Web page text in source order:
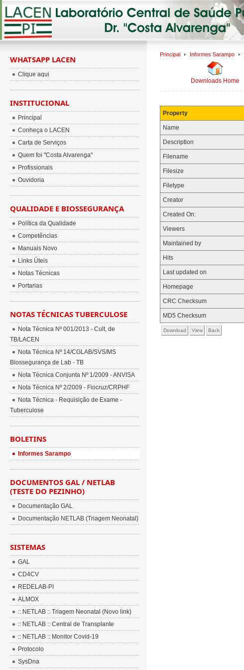
Principal Informes Sarampo
Downloads Home
Property
Name
Description
Filename
Filesize
Filetype
Creator
Created On:
Viewers
Maintained by
Hits
Last updated on
Homepage
CRC Checksum
MD5 Checksum
Download View Back
WHATSAPP LACEN
Clique aqui
INSTITUCIONAL
Principal
Conheça o LACEN
Carta de Serviços
Quem foi "Costa Alvarenga"
Profissionais
Ouvidoria
QUALIDADE E BIOSSEGURANÇA
Política da Qualidade
Competências
Manuais Novo
Links Úteis
Notas Técnicas
Portarias
NOTAS TÉCNICAS TUBERCULOSE
Nota Técnica Nº 001/2013 - Cult, de
TB/LACEN
Nota Técnica Nº 14/CGLAB/SVS/MS
Biossegurança de Lab - TB
Nota Técnica Conjunta Nº 1/2009 - ANVISA
Nota Técnica Nº 2/2009 - Fiocruz/CRPHF
Nota Técnica - Requisição de Exame -
Tuberculose
BOLETINS
Informes Sarampo
DOCUMENTOS GAL / NETLAB
(TESTE DO PEZINHO)
Documentação GAL
Documentação NETLAB (Triagem Neonatal)
SISTEMAS
GAL
CD4CV
REDELAB-PI
ALMOX
:: NETLAB :: Triagem Neonatal (Novo link)
:: NETLAB :: Central de Transplante
:: NETLAB :: Monitor Covid-19
Protocolo
SysDna